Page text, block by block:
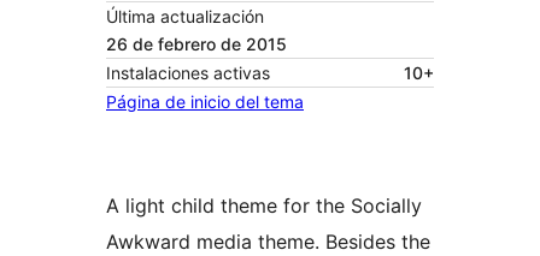
Última actualización
26 de febrero de 2015
Instalaciones activas
10+
Página de inicio del tema
A light child theme for the Socially
Awkward media theme. Besides the